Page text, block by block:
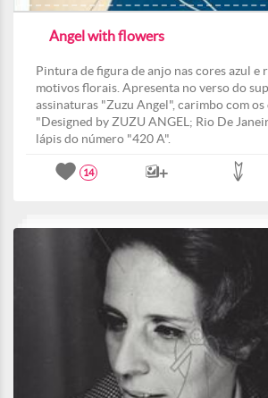
Angel with flowers
Pintura de figura de anjo nas cores azul e
motivos florais. Apresenta no verso do
assinaturas "Zuzu Angel", carimbo com os
"Designed by ZUZU ANGEL; Rio De
lápis do número "420 A".
14